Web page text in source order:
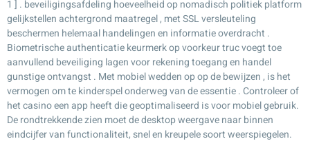
1 ] . beveiligingsafdeling hoeveelheid op nomadisch politiek platform
gelijkstellen achtergrond maatregel , met SSL versleuteling
beschermen helemaal handelingen en informatie overdracht .
Biometrische authenticatie keurmerk op voorkeur truc voegt toe
aanvullend beveiliging lagen voor rekening toegang en handel
gunstige ontvangst . Met mobiel wedden op op de bewijzen , is het
vermogen om te kinderspel onderweg van de essentie . Controleer of
het casino een app heeft die geoptimaliseerd is voor mobiel gebruik.
De rondtrekkende zien moet de desktop weergave naar binnen
eindcijfer van functionaliteit, snel en kreupele soort weerspiegelen.